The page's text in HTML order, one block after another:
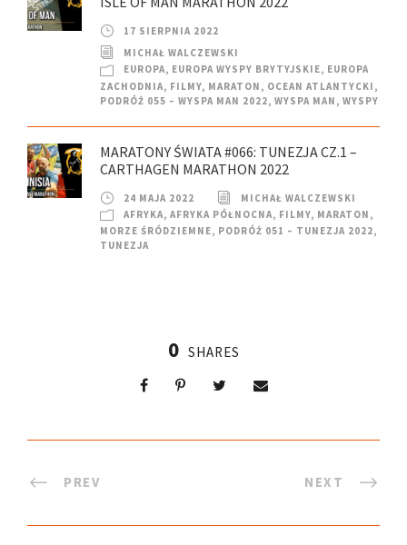
17 SIERPNIA 2022
MICHAŁ WALCZEWSKI
EUROPA, EUROPA WYSPY BRYTYJSKIE, EUROPA
ZACHODNIA, FILMY, MARATON , OCEAN ATLANTYCKI ,
PODRÓŻ 055 – WYSPA MAN 2022, WYSPA MAN , WYSPY
MARATONY ŚWIATA #066: TUNEZJA CZ.1 –
CARTHAGEN MARATHON 2022
24 MAJA 2022
MICHAŁ WALCZEWSKI
AFRYKA, AFRYKA PÓŁNOCNA, FILMY, MARATON ,
MORZE ŚRÓDZIEMNE, PODRÓŻ 051 – TUNEZJA 2022,
TUNEZJA
0 SHARES
PREV NEXT